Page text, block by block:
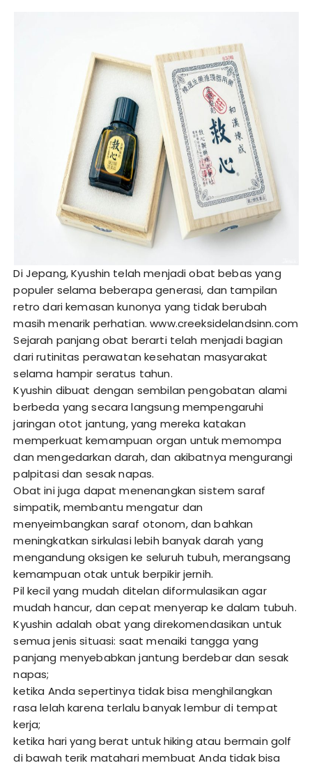
Di Jepang, Kyushin telah menjadi obat bebas yang
populer selama beberapa generasi, dan tampilan
retro dari kemasan kunonya yang tidak berubah
masih menarik perhatian.www.creeksidelandsinn.com
Sejarah panjang obat berarti telah menjadi bagian
dari rutinitas perawatan kesehatan masyarakat
selama hampir seratus tahun.
Kyushin dibuat dengan sembilan pengobatan alami
berbeda yang secara langsung mempengaruhi
jaringan otot jantung, yang mereka katakan
memperkuat kemampuan organ untuk memompa
dan mengedarkan darah, dan akibatnya mengurangi
palpitasi dan sesak napas.
Obat ini juga dapat menenangkan sistem saraf
simpatik, membantu mengatur dan
menyeimbangkan saraf otonom, dan bahkan
meningkatkan sirkulasi lebih banyak darah yang
mengandung oksigen ke seluruh tubuh, merangsang
kemampuan otak untuk berpikir jernih.
Pil kecil yang mudah ditelan diformulasikan agar
mudah hancur, dan cepat menyerap ke dalam tubuh.
Kyushin adalah obat yang direkomendasikan untuk
semua jenis situasi: saat menaiki tangga yang
panjang menyebabkan jantung berdebar dan sesak
napas;
ketika Anda sepertinya tidak bisa menghilangkan
rasa lelah karena terlalu banyak lembur di tempat
kerja;
ketika hari yang berat untuk hiking atau bermain golf
di bawah terik matahari membuat Anda tidak bisa